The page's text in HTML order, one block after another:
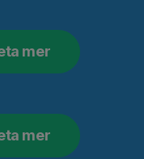
mer
mer